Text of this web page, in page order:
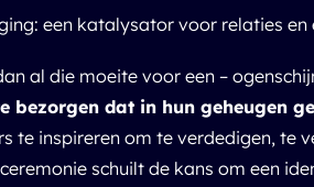
een katalysator voor relaties
al die moeite voor een –
bezorgen dat in hun geheugen
te inspireren om te verdedigen, te
schuilt de kans om een